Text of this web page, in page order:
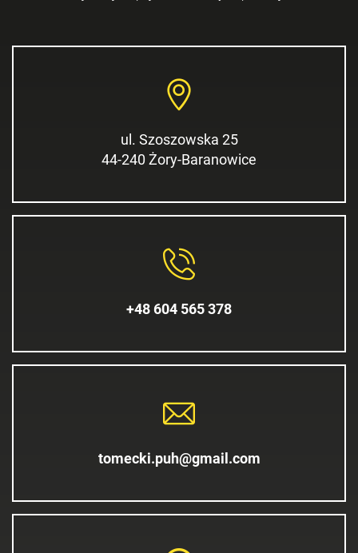
ul. Szoszowska 25
44-240 Żory-Baranowice
+48 604 565 378
tomecki.puh@gmail.com